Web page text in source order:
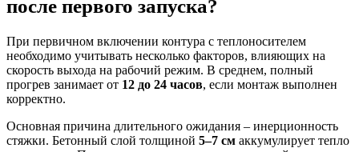
после первого запуска?
При первичном включении контура с теплоносителем
необходимо учитывать несколько факторов, влияющих на
скорость выхода на рабочий режим. В среднем, полный
прогрев занимает от 12 до 24 часов, если монтаж выполнен
корректно.
Основная причина длительного ожидания – инерционность
стяжки. Бетонный слой толщиной 5–7 см аккумулирует тепло